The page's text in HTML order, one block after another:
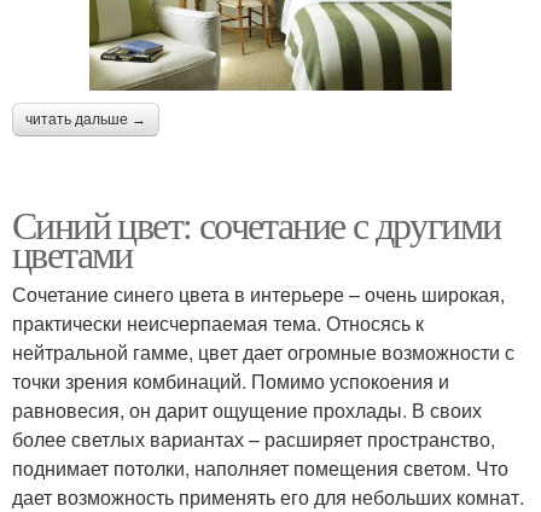
читать дальше →
Синий цвет: сочетание с другими
цветами
Сочетание синего цвета в интерьере – очень широкая,
практически неисчерпаемая тема. Относясь к
нейтральной гамме, цвет дает огромные возможности с
точки зрения комбинаций. Помимо успокоения и
равновесия, он дарит ощущение прохлады. В своих
более светлых вариантах – расширяет пространство,
поднимает потолки, наполняет помещения светом. Что
дает возможность применять его для небольших комнат.